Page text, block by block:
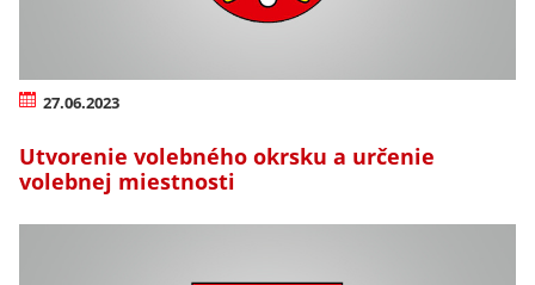
27.06.2023
Utvorenie volebného okrsku a určenie
volebnej miestnosti